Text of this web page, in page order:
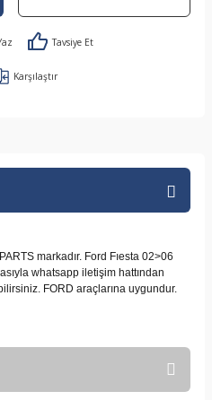
Tavsiye Et
Karşılaştır
markadır. Ford Fıesta 02>06
whatsapp iletişim hattından
FORD araçlarına uygundur.